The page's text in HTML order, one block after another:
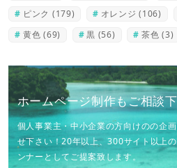
ピンク (179) オレンジ (106)
黄色 (69) 黒 (56) 茶色 (3)
ホームページ制作もご相談
個人事業主・中小企業の方向けのの企
せ下さい！20年以上、300サイト以上
ンナーとしてご提案致します。